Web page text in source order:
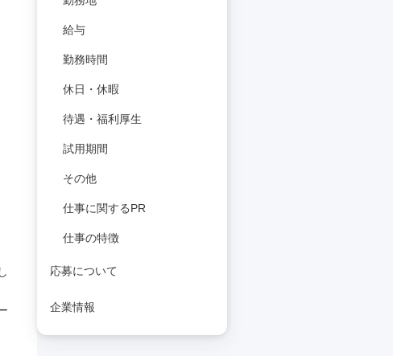
給与
勤務時間
休日・休暇
待遇・福利厚生
試用期間
その他
仕事に関するPR
仕事の特徴
応募について
企業情報